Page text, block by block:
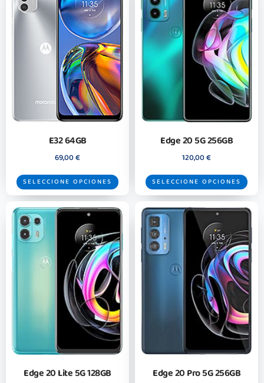
E32 64GB
69,00€
SELECCIONE OPCIONES
Edge 20 5G 256GB
120,00€
SELECCIONE OPCIONES
Edge 20 Lite 5G 128GB Edge 20 Pro 5G 256GB